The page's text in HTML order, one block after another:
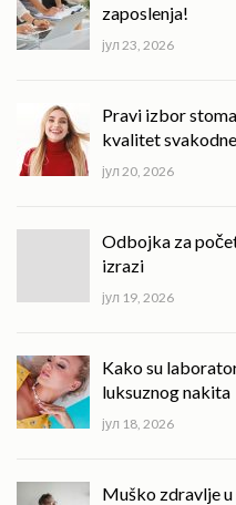
zaposlenja!
јул 23, 2026
Pravi izbor
kvalitet
јул 20, 2026
Odbojka za
izrazi
јул 19, 2026
Kako su
luksuznog nakita
јул 18, 2026
Muško zdravlje u